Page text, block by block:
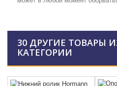
30 ДРУГИЕ ТОВАРЫ
КАТЕГОРИИ